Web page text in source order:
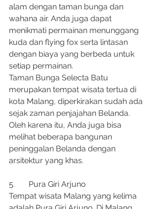
alam dengan taman bunga dan
wahana air. Anda juga dapat
menikmati permainan menunggang
kuda dan flying fox serta lintasan
dengan biaya yang berbeda untuk
setiap permainan.
Taman Bunga Selecta Batu
merupakan tempat wisata tertua di
kota Malang, diperkirakan sudah ada
sejak zaman penjajahan Belanda.
Oleh karena itu, Anda juga bisa
melihat beberapa bangunan
peninggalan Belanda dengan
arsitektur yang khas.
5.	Pura Giri Arjuno
Tempat wisata Malang yang kelima